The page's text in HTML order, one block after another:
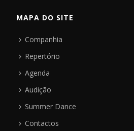
MAPA DO SITE
Companhia
Repertório
Agenda
Audição
Summer Dance
Contactos